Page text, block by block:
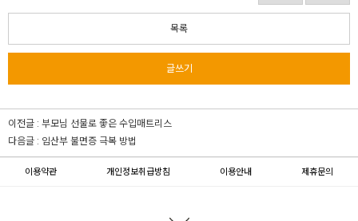
목록
글쓰기
이전글 : 부모님 선물로 좋은 수입매트리스
다음글 : 임산부 불면증 극복 방법
이용약관 개인정보취급방침 이용안내 제휴문의